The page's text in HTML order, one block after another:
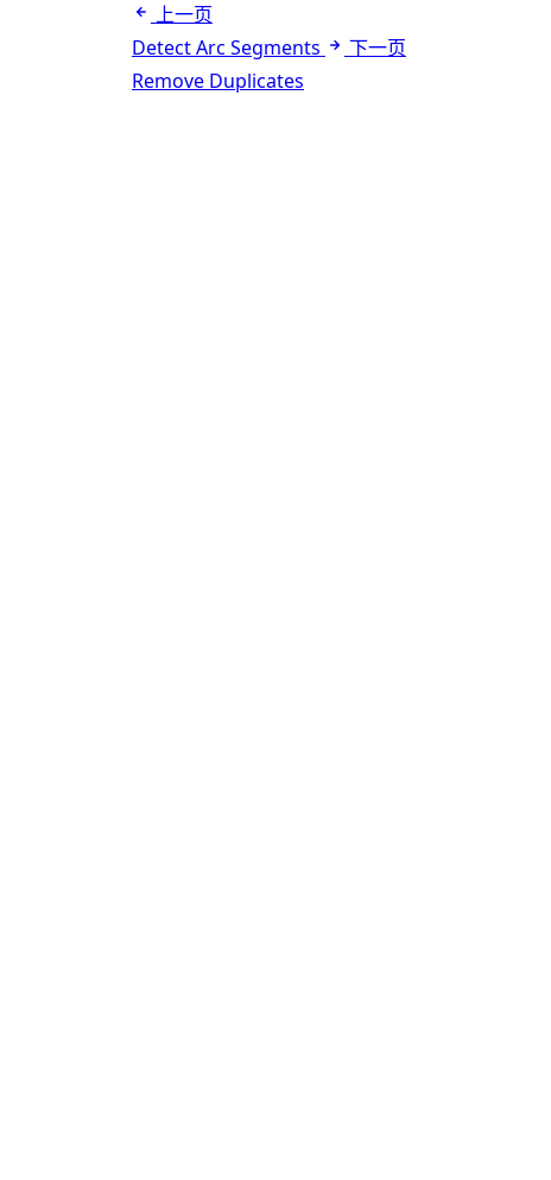
上一页
Detect Arc Segments
下一页
Remove Duplicates